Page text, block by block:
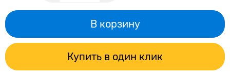
В корзину
Купить в один клик